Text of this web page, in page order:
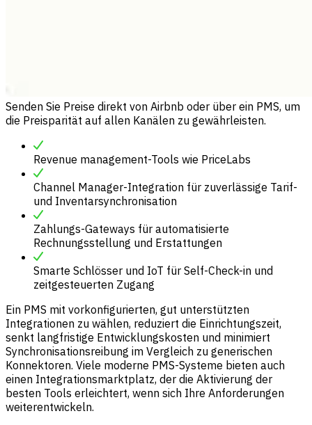
Senden Sie Preise direkt von Airbnb oder über ein PMS, um
die Preisparität auf allen Kanälen zu gewährleisten.
Revenue management-Tools wie PriceLabs
Channel Manager-Integration für zuverlässige Tarif-
und Inventarsynchronisation
Zahlungs-Gateways für automatisierte
Rechnungsstellung und Erstattungen
Smarte Schlösser und IoT für Self-Check-in und
zeitgesteuerten Zugang
Ein PMS mit vorkonfigurierten, gut unterstützten
Integrationen zu wählen, reduziert die Einrichtungszeit,
senkt langfristige Entwicklungskosten und minimiert
Synchronisationsreibung im Vergleich zu generischen
Konnektoren. Viele moderne PMS-Systeme bieten auch
einen Integrationsmarktplatz, der die Aktivierung der
besten Tools erleichtert, wenn sich Ihre Anforderungen
weiterentwickeln.